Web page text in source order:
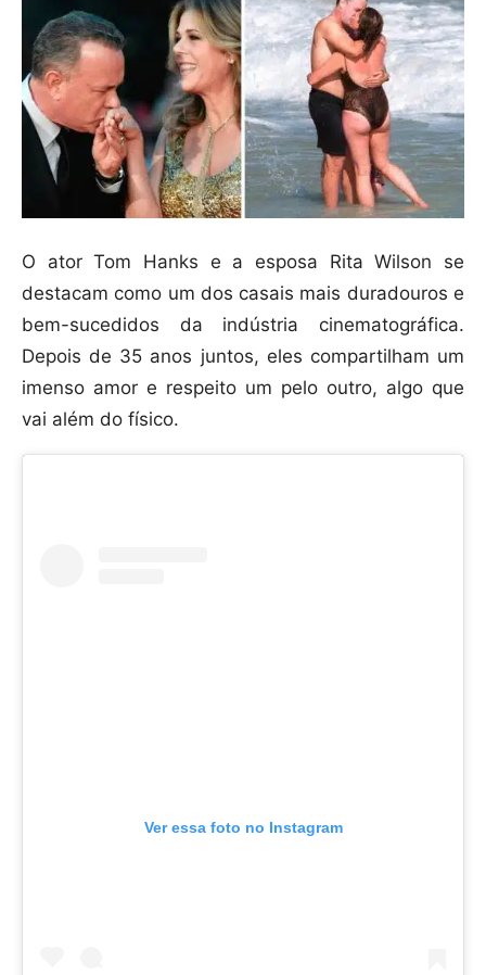
O ator Tom Hanks e a esposa Rita Wilson se
destacam como um dos casais mais duradouros e
bem-sucedidos da indústria cinematográfica.
Depois de 35 anos juntos, eles compartilham um
imenso amor e respeito um pelo outro, algo que
vai além do físico.
Ver essa foto no Instagram